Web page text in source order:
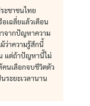
ะชาชนไทย
เฉลี่ยแล้วเดือน
จากปัญหาความ
าความรู้สึกนี้
แต่ถ้าปัญหานี้ไม่
คนเลือกจบชีวิตตัว
ระยะเวลานาน